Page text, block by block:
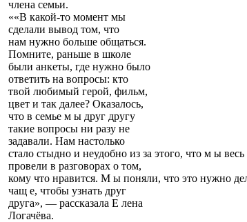
члена семьи.
««В какой-то момент мы
сделали вывод том, что
нам нужно больше общаться.
Помните, раньше в школе
были анкеты, где нужно было
ответить на вопросы: кто
твой любимый герой, фильм,
цвет и так далее? Оказалось,
что в семье м ы друг другу
такие вопросы ни разу не
задавали. Нам настолько
стало стыдно и неудобно из за этого, что м ы весь
провели в разговорах о том,
кому что нравится. М ы поняли, что это нужно
чащ е, чтобы узнать друг
друга», — рассказала Е лена
Логачёва.